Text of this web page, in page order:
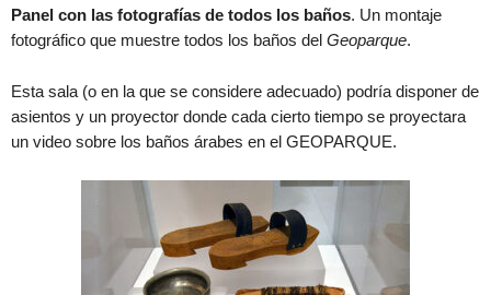
Panel con las fotografías de todos los baños. Un montaje
fotográfico que muestre todos los baños del Geoparque.
Esta sala (o en la que se considere adecuado) podría disponer de
asientos y un proyector donde cada cierto tiempo se proyectara
un video sobre los baños árabes en el GEOPARQUE.